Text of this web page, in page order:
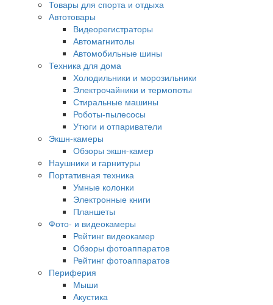
Товары для спорта и отдыха
Автотовары
Видеорегистраторы
Автомагнитолы
Автомобильные шины
Техника для дома
Холодильники и морозильники
Электрочайники и термопоты
Стиральные машины
Роботы-пылесосы
Утюги и отпариватели
Экшн-камеры
Обзоры экшн-камер
Наушники и гарнитуры
Портативная техника
Умные колонки
Электронные книги
Планшеты
Фото- и видеокамеры
Рейтинг видеокамер
Обзоры фотоаппаратов
Рейтинг фотоаппаратов
Периферия
Мыши
Акустика